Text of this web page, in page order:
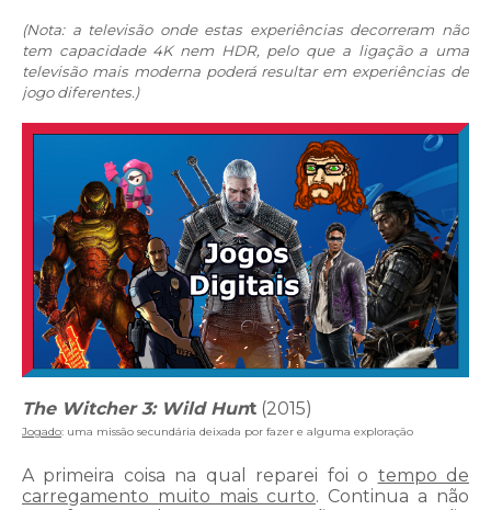
(Nota: a televisão onde estas experiências decorreram não
tem capacidade 4K nem HDR, pelo que a ligação a uma
televisão mais moderna poderá resultar em experiências de
jogo diferentes.)
The Witcher 3: Wild Hunt (2015)
Jogado: uma missão secundária deixada por fazer e alguma exploração
A primeira coisa na qual reparei foi o tempo de
carregamento muito mais curto. Continua a não